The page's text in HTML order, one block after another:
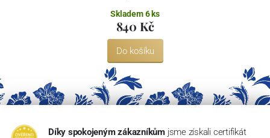
Skladem 6 ks
840 Kč
Do košíku
Díky spokojeným zákazníkům jsme získali certifikát